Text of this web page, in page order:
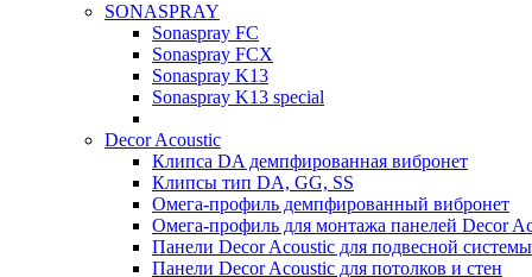
SONASPRAY
Sonaspray FC
Sonaspray FCX
Sonaspray K13
Sonaspray K13 special
Decor Acoustic
Клипса DA демпфированная вибронет
Клипсы тип DA, GG, SS
Омега-профиль демпфированный вибронет
Омега-профиль для монтажа панелей Decor
Панели Decor Acoustic для подвесной системы
Панели Decor Acoustic для потолков и стен